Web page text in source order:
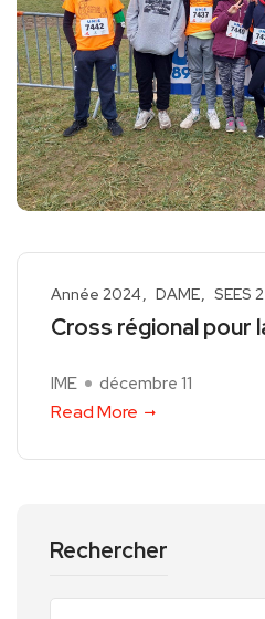
Année 2024 DAME SEES 2
Cross régional pour
IME décembre 11
Read More
Rechercher